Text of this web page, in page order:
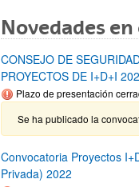
Novedades
CONSEJO DE
PROYECTOS DE I+D+I
Plazo de presentación
Se ha publicado la
Convocatoria Proyectos
Privada) 2022